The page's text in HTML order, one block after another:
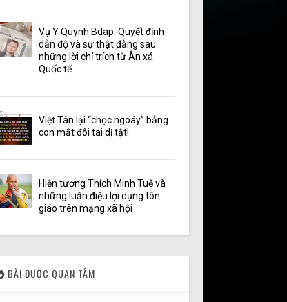
Vụ Y Quynh Bdap: Quyết định
dẫn độ và sự thật đằng sau
những lời chỉ trích từ Ân xá
Quốc tế
Việt Tân lại “chọc ngoáy” bằng
con mắt đôi tai dị tật!
Hiện tượng Thích Minh Tuệ và
những luận điệu lợi dụng tôn
giáo trên mạng xã hội
BÀI ĐƯỢC QUAN TÂM